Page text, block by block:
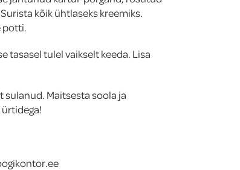
kõik ühtlaseks kreemiks.
potti.
tasasel tulel vaikselt keeda. Lisa
sulanud. Maitsesta soola ja